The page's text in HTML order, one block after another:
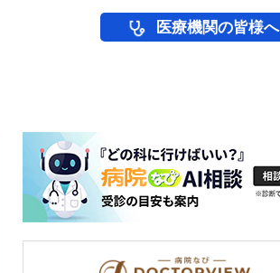
医療機関の皆様へ